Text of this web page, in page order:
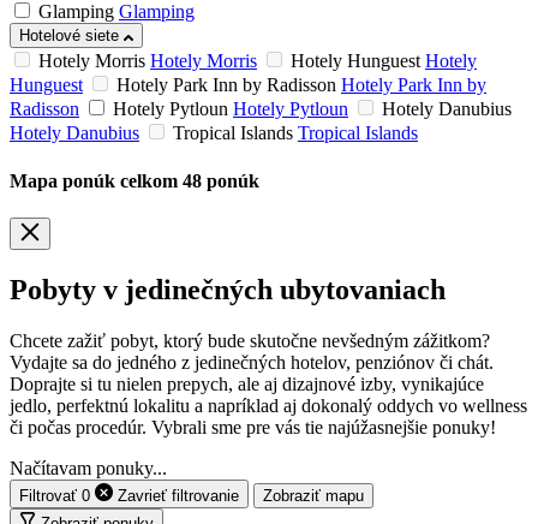
Glamping Glamping
Hotelové siete
Hotely Morris Hotely Morris Hotely Hunguest Hotely
Hunguest
Hotely Park Inn by Radisson Hotely Park Inn by
Radisson
Hotely Pytloun Hotely Pytloun
Hotely Danubius
Hotely Danubius
Tropical Islands Tropical Islands
Mapa ponúk celkom 48 ponúk
Pobyty v jedinečných ubytovaniach
Chcete zažiť pobyt, ktorý bude skutočne nevšedným zážitkom?
Vydajte sa do jedného z jedinečných hotelov, penziónov či chát.
Doprajte si tu nielen prepych, ale aj dizajnové izby, vynikajúce
jedlo, perfektnú lokalitu a napríklad aj dokonalý oddych vo wellness
či počas procedúr. Vybrali sme pre vás tie najúžasnejšie ponuky!
Načítavam ponuky...
Filtrovať 0 Zavrieť filtrovanie
Zobraziť mapu